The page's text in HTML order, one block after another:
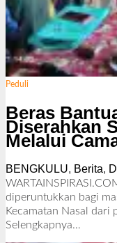
Peduli
Beras
Diserahkan
Melalui
BENGKULU, Berita,
diperuntukkan bagi
Kecamatan Nasal dari
Selengkapnya…